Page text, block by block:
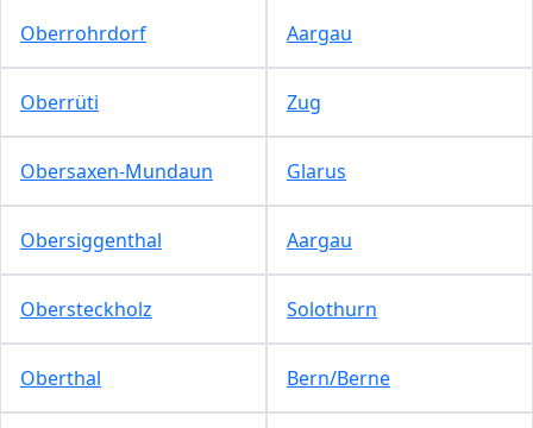
Oberrohrdorf Aargau
Oberrüti Zug
Obersaxen-Mundaun Glarus
Obersiggenthal Aargau
Obersteckholz Solothurn
Oberthal Bern/Berne